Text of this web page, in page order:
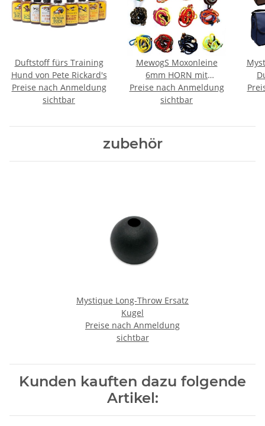
Duftstoff fürs Training
Hund von Pete Rickard's
Preise nach Anmeldung
sichtbar
MewogS Moxonleine
6mm HORN mit
Zugbegrenzung
Preise nach Anmeldung
sichtbar
zubehör
Mystique Long-Throw Ersatz
Kugel
Preise nach Anmeldung
sichtbar
Kunden kauften dazu folgende
Artikel: